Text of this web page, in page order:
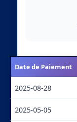
Date de Paiement
2025-08-28
2025-05-05